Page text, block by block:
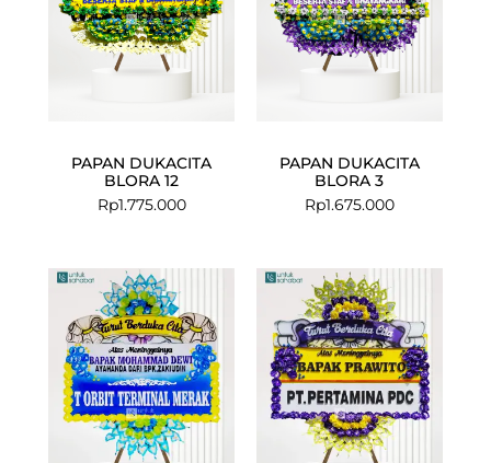
PAPAN DUKACITA
BLORA 12
Rp1.775.000
PAPAN DUKACITA
BLORA 3
Rp1.675.000
was:
Rp699.000.
price
is:
Rp675.000.